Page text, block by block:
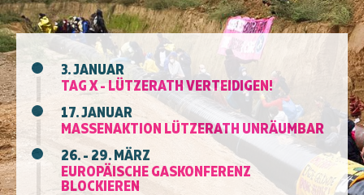
3. JANUAR
TAG X - LÜTZERATH VERTEIDIGEN!
17. JANUAR
MASSENAKTION LÜTZERATH UNRÄUMBAR
26. - 29. MÄRZ
EUROPÄISCHE GASKONFERENZ
BLOCKIEREN